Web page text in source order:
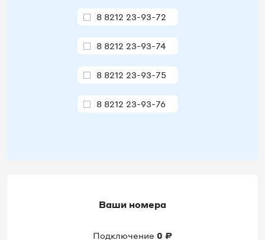
8 8212 23-93-72
8 8212 23-93-74
8 8212 23-93-75
8 8212 23-93-76
Ваши номера
Подключение 0 ₽